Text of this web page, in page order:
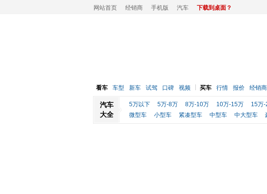
网站首页 经销商 手机版 汽车 下载到桌面？
看车 车型 新车 试驾 口碑 视频 买车 行情 报价 经销商
汽车
大全
5万以下 5万-8万 8万-10万 10万-15万 15万-
微型车
小型车 紧凑型车 中型车 中大型车